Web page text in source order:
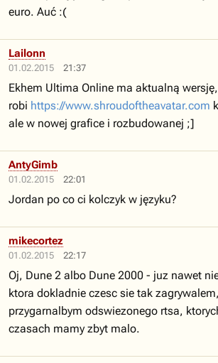
euro. Auć :(
01.02.2015 21:37
Lailonn
Ekhem Ultima Online ma aktualną
robi https://www.shroudoftheavatar.com
ale w nowej grafice i rozbudowanej ;]
01.02.2015 22:01
AntyGimb
Jordan po co ci kolczyk w języku?
01.02.2015 22:17
mikecortez
Oj, Dune 2 albo Dune 2000 - juz nawet
ktora dokladnie czesc sie tak
przygarnalbym odswiezonego rtsa,
czasach mamy zbyt malo.